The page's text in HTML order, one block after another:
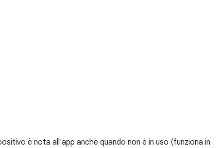
è nota all'app anche quando non è in uso (funziona in